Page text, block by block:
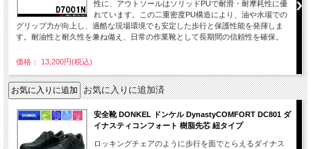
性に、アウトソールはソリッドPUで耐滑・耐摩耗性に優
れています。この二重密度PU構造により、油や水場での
グリップ力が向上し、過酷な現場環境でも安定した歩行と保護性能を発揮しま
す。耐油性と耐久性を兼ね備え、日常の作業靴として長期間の信頼性を確保。
価格： 13,200円(税込)
お気に入りに追加済
安全靴 DONKEL ドンケル DynastyCOMFORT DC801 ダ
イナスティコンフォート 樹脂先芯 紐タイプ
ロッキングチェアのように歩行を面でとらえるダイナス